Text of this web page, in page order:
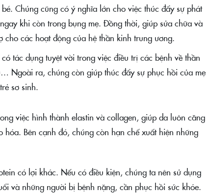
Chúng cũng có ý nghĩa lớn cho việc thúc đẩy sự phát
khi còn trong bụng mẹ. Đồng thời, giúp sửa chữa và
các hoạt động của hệ thần kinh trung ương.
tác dụng tuyệt vời trong việc điều trị các bệnh về thần
Ngoài ra, chúng còn giúp thúc đẩy sự phục hồi của mẹ
sơ sinh.
việc hình thành elastin và collagen, giúp da luôn căng
Bên cạnh đó, chúng còn hạn chế xuất hiện những
có lợi khác. Nếu có điều kiện, chúng ta nên sử dụng
và những người bị bệnh nặng, cần phục hồi sức khỏe.